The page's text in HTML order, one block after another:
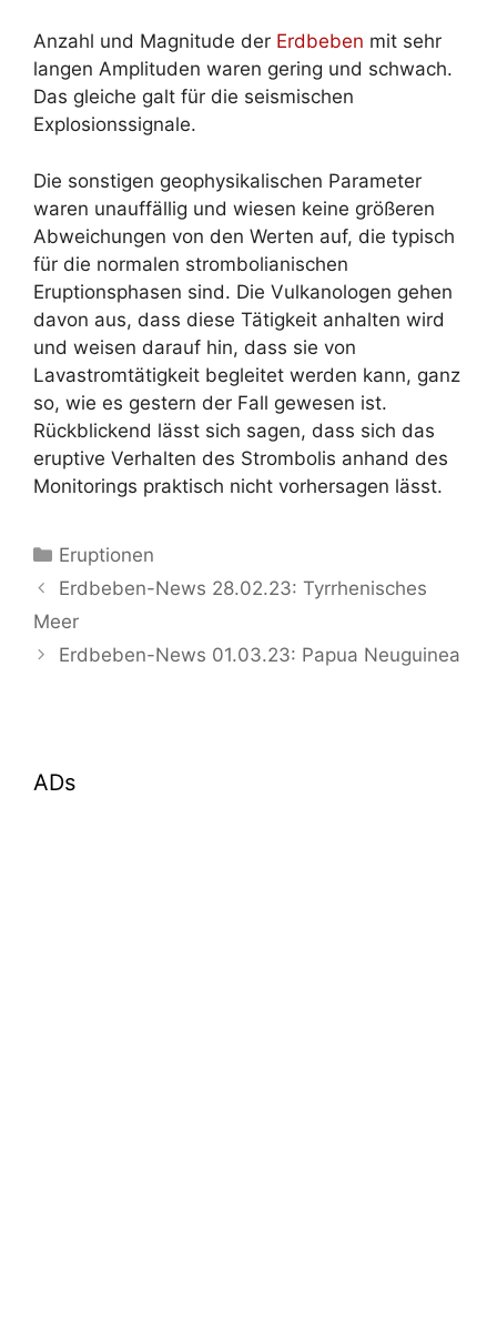
Anzahl und Magnitude der Erdbeben mit sehr
langen Amplituden waren gering und schwach.
Das gleiche galt für die seismischen
Explosionssignale.
Die sonstigen geophysikalischen Parameter
waren unauffällig und wiesen keine größeren
Abweichungen von den Werten auf, die typisch
für die normalen strombolianischen
Eruptionsphasen sind. Die Vulkanologen gehen
davon aus, dass diese Tätigkeit anhalten wird
und weisen darauf hin, dass sie von
Lavastromtätigkeit begleitet werden kann, ganz
so, wie es gestern der Fall gewesen ist.
Rückblickend lässt sich sagen, dass sich das
eruptive Verhalten des Strombolis anhand des
Monitorings praktisch nicht vorhersagen lässt.
Kategorien
Eruptionen
Erdbeben-News 28.02.23: Tyrrhenisches
Meer
Erdbeben-News 01.03.23: Papua Neuguinea
ADs